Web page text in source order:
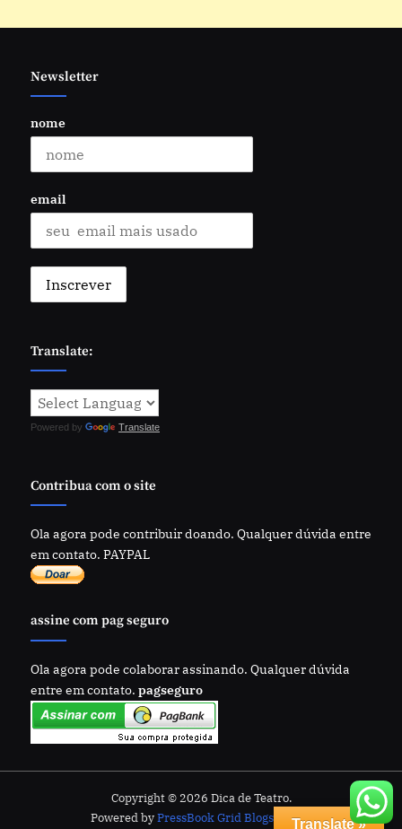
Newsletter
nome
email
Translate:
Powered by Translate
Contribua com o site
Ola agora pode contribuir doando. Qualquer dúvida entre
em contato. PAYPAL
assine com pag seguro
Ola agora pode colaborar assinando. Qualquer dúvida
entre em contato. pagseguro
Copyright © 2026 Dica de Teatro.
Powered byPressBook Grid Blogs themeTranslate »